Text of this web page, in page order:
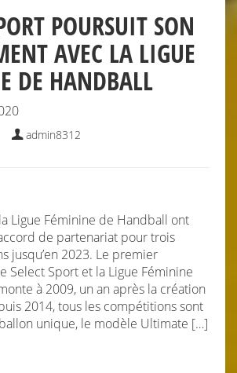
POURSUIT SON
AVEC LA LIGUE
DE HANDBALL
admin8312
Ligue Féminine de Handball ont
de partenariat pour trois
jusqu’en 2023. Le premier
Select Sport et la Ligue Féminine
à 2009, un an après la création
2014, tous les compétitions sont
unique, le modèle Ultimate […]